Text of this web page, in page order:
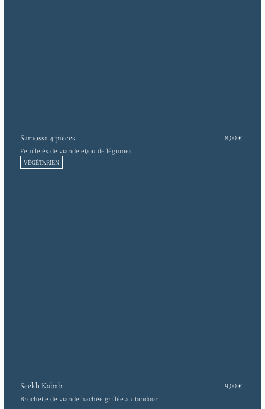
Samossa 4 pièces
Feuilletés de viande et/ou de légumes
VÉGÉTARIEN
8,00 €
Seekh Kabab
Brochette de viande hachée grillée au tandoor
9,00 €